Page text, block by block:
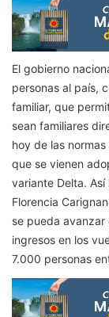
El gobierno
personas al país,
familiar, que
sean familiares
hoy de las
que se vienen
variante Delta.
Florencia
se pueda
ingresos en los
7.000 personas